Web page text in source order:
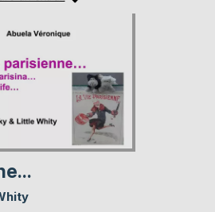
to
end
images
to
beginning
images